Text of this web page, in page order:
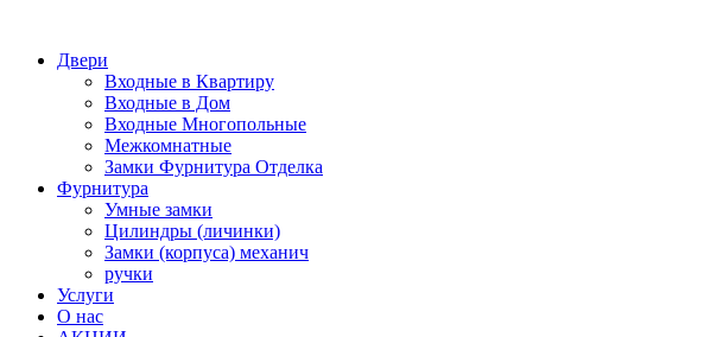
Двери
Входные в Квартиру
Входные в Дом
Входные Многопольные
Межкомнатные
Замки Фурнитура Отделка
Фурнитура
Умные замки
Цилиндры (личинки)
Замки (корпуса) механич
ручки
Услуги
О нас